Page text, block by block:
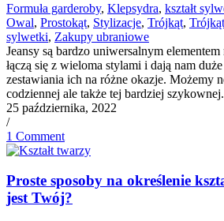
Formuła garderoby, Klepsydra, kształt
Owal, Prostokąt, Stylizacje, Trójkąt,
sylwetki, Zakupy ubraniowe
Jeansy są bardzo uniwersalnym
łączą się z wieloma stylami i dają nam
zestawiania ich na różne okazje. Możemy
codziennej ale także tej bardziej
25 października, 2022
/
1 Comment
Proste sposoby na określenie
jest Twój?